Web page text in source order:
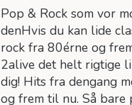
Pop & Rock som vor
denHvis du kan lide
rock fra 80érne og
2alive det helt rigtige
dig! Hits fra dengang
og frem til nu. Så bare